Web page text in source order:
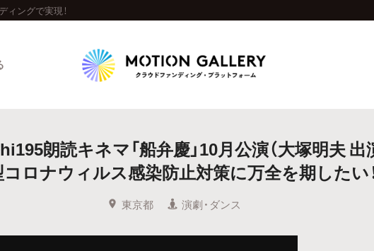
ィングで実現！
人気のプロジェクト 新着プロジェクト 終了間近のプロジェクト
Feature
タグから探す キュレーターから探す 特集から探す
朗読キネマ「船弁慶」10月公演（大塚明夫 出
ロナウィルス感染防止対策に万全を期したい
東京都 演劇・ダンス